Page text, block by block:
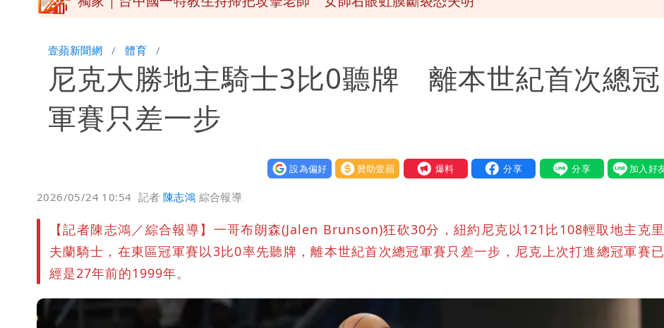
外送專法上路滿2週！Uber Eats曝外送員收益變化
高希均辭世享耆壽90歲 畢生推動閱讀與進步觀念
壹蘋新聞網 體育
尼克大勝地主騎士3比0聽牌 離本世紀首次總冠
軍賽只差一步
設為偏好 贊助壹蘋 我要爆料
2026/05/24 10:54 記者陳志鴻 綜合報導
【記者陳志鴻／綜合報導】一哥布朗森(Jalen Brunson)狂砍30分，紐約尼克以121比108輕取地主克里
夫蘭騎士，在東區冠軍賽以3比0率先聽牌，離本世紀首次總冠軍賽只差一步，尼克上次打進總冠軍賽已
經是27年前的1999年。